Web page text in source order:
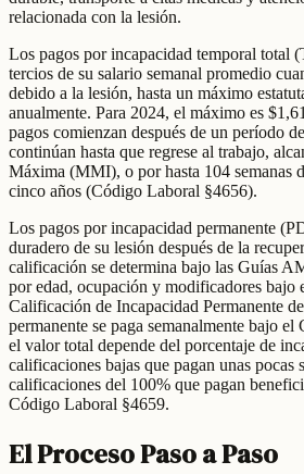
relacionada con la lesión.
Los pagos por incapacidad temporal total
tercios de su salario semanal promedio
debido a la lesión, hasta un máximo
anualmente. Para 2024, el máximo es
pagos comienzan después de un período
continúan hasta que regrese al trabajo,
Máxima (MMI), o por hasta 104 semanas
cinco años (Código Laboral §4656).
Los pagos por incapacidad permanente
duradero de su lesión después de la
calificación se determina bajo las Guías
por edad, ocupación y modificadores bajo
Calificación de Incapacidad Permanente
permanente se paga semanalmente bajo
el valor total depende del porcentaje de
calificaciones bajas que pagan unas pocas
calificaciones del 100% que pagan
Código Laboral §4659.
El Proceso Paso a Paso